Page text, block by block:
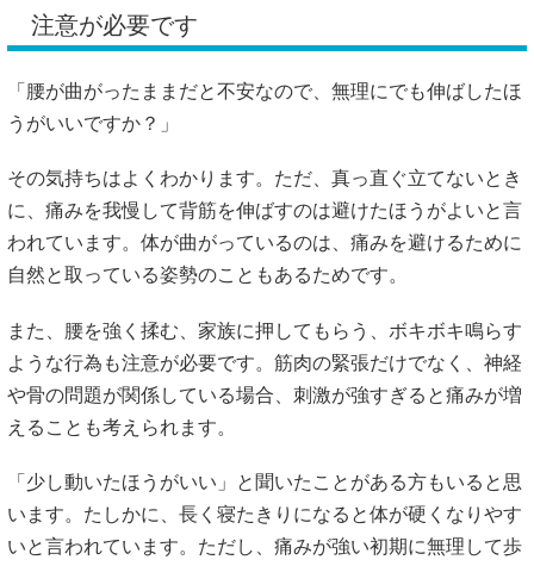
注意が必要です
「腰が曲がったままだと不安なので、無理にでも伸ばしたほ
うがいいですか？」
その気持ちはよくわかります。ただ、真っ直ぐ立てないとき
に、痛みを我慢して背筋を伸ばすのは避けたほうがよいと言
われています。体が曲がっているのは、痛みを避けるために
自然と取っている姿勢のこともあるためです。
また、腰を強く揉む、家族に押してもらう、ボキボキ鳴らす
ような行為も注意が必要です。筋肉の緊張だけでなく、神経
や骨の問題が関係している場合、刺激が強すぎると痛みが増
えることも考えられます。
「少し動いたほうがいい」と聞いたことがある方もいると思
います。たしかに、長く寝たきりになると体が硬くなりやす
いと言われています。ただし、痛みが強い初期に無理して歩